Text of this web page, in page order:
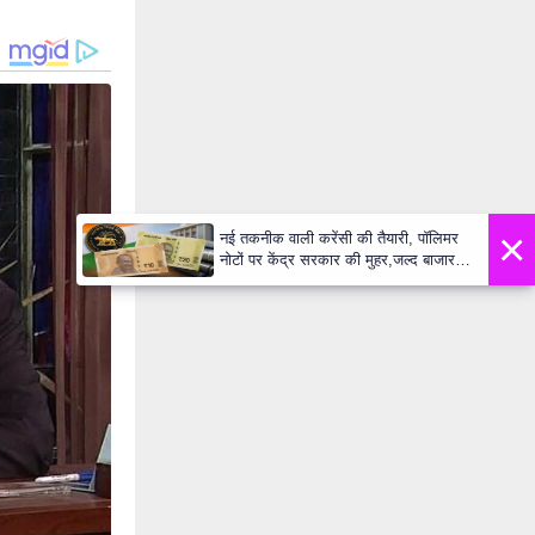
×
नई तकनीक वाली करेंसी की तैयारी, पॉलिमर
नोटों पर केंद्र सरकार की मुहर,जल्द बाजार में
दिखेंगे प्लास्टिक के ₹10 और ₹20 के नोट -